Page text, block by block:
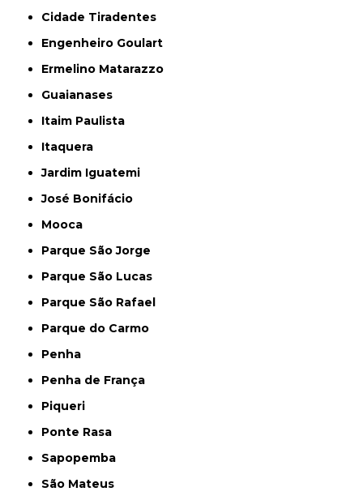
Cidade Tiradentes
Engenheiro Goulart
Ermelino Matarazzo
Guaianases
Itaim Paulista
Itaquera
Jardim Iguatemi
José Bonifácio
Mooca
Parque São Jorge
Parque São Lucas
Parque São Rafael
Parque do Carmo
Penha
Penha de França
Piqueri
Ponte Rasa
Sapopemba
São Mateus